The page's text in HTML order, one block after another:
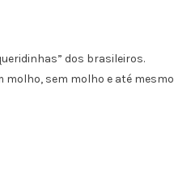
dos brasileiros.
molho, sem molho e até mesmo